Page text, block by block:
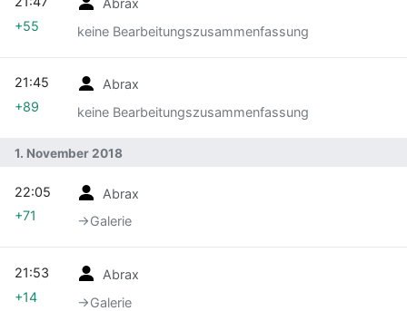
keine Bearbeitungszusammenfassung
+55
Abrax
keine Bearbeitungszusammenfassung
21:45
+89
1. November 2018
Abrax
→‎Galerie
22:05
+71
Abrax
→‎Galerie
21:53
+14